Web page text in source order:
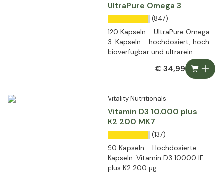
UltraPure Omega 3
(847)
120 Kapseln - UltraPure Omega-
3-Kapseln - hochdosiert, hoch
bioverfügbar und ultrarein
€ 34,99
Vitality Nutritionals
Vitamin D3 10.000 plus
K2 200 MK7
(137)
90 Kapseln - Hochdosierte
Kapseln: Vitamin D3 10000 IE
plus K2 200 µg